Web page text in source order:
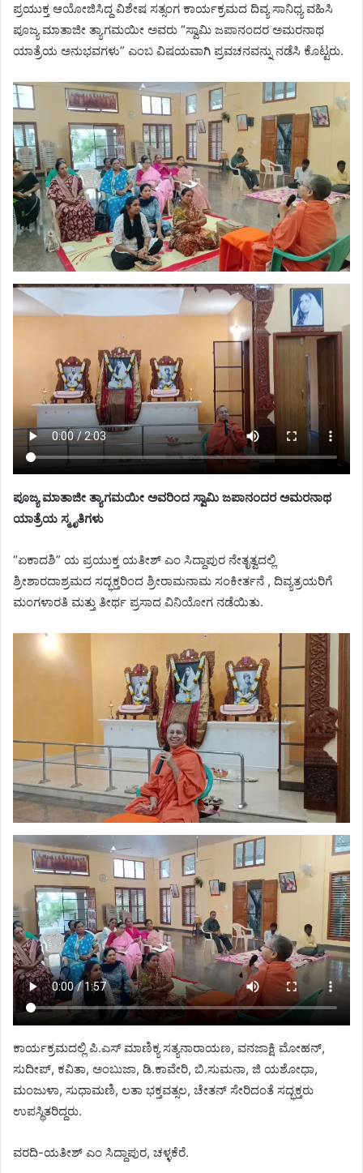
ಪ್ರಯುಕ್ತ ಆಯೋಜಿಸಿದ್ದ ವಿಶೇಷ ಸತ್ಸಂಗ ಕಾರ್ಯಕ್ರಮದ ದಿವ್ಯ ಸಾನಿಧ್ಯ ವಹಿಸಿ
ಪೂಜ್ಯ ಮಾತಾಜೀ ತ್ಯಾಗಮಯೀ ಅವರು “ಸ್ವಾಮಿ ಜಪಾನಂದರ ಅಮರನಾಥ
ಯಾತ್ರೆಯ ಅನುಭವಗಳು” ಎಂಬ ವಿಷಯವಾಗಿ ಪ್ರವಚನವನ್ನು ನಡೆಸಿ ಕೊಟ್ಟರು.
ಪೂಜ್ಯ ಮಾತಾಜೀ ತ್ಯಾಗಮಯೀ ಅವರಿಂದ ಸ್ವಾಮಿ ಜಪಾನಂದರ ಅಮರನಾಥ
ಯಾತ್ರೆಯ ಸ್ಮೃತಿಗಳು
“ಏಕಾದಶಿ” ಯ ಪ್ರಯುಕ್ತ ಯತೀಶ್ ಎಂ ಸಿದ್ದಾಪುರ ನೇತೃತ್ವದಲ್ಲಿ
ಶ್ರೀಶಾರದಾಶ್ರಮದ ಸದ್ಭಕ್ತರಿಂದ ಶ್ರೀರಾಮನಾಮ ಸಂಕೀರ್ತನೆ , ದಿವ್ಯತ್ರಯರಿಗೆ
ಮಂಗಳಾರತಿ ಮತ್ತು ತೀರ್ಥ ಪ್ರಸಾದ ವಿನಿಯೋಗ ನಡೆಯಿತು.
ಕಾರ್ಯಕ್ರಮದಲ್ಲಿ ಪಿ.ಎಸ್ ಮಾಣಿಕ್ಯ ಸತ್ಯನಾರಾಯಣ, ವನಜಾಕ್ಷಿ ಮೋಹನ್,
ಸುದೀಪ್, ಕವಿತಾ, ಅಂಬುಜಾ, ಡಿ.ಕಾವೇರಿ, ಬಿ.ಸುಮನಾ, ಜಿ ಯಶೋಧಾ,
ಮಂಜುಳಾ, ಸುಧಾಮಣಿ, ಲತಾ ಭಕ್ತವತ್ಸಲ, ಚೇತನ್ ಸೇರಿದಂತೆ ಸದ್ಭಕ್ತರು
ಉಪಸ್ಥಿತರಿದ್ದರು.
ವರದಿ-ಯತೀಶ್ ಎಂ ಸಿದ್ದಾಪುರ, ಚಳ್ಳಕೆರೆ.